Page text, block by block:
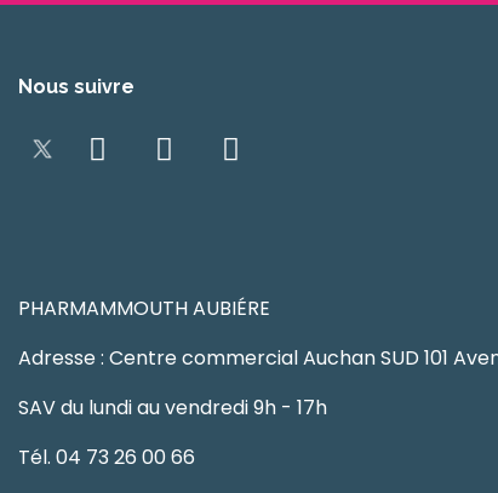
Nous suivre
PHARMAMMOUTH AUBIÉRE
Adresse : Centre commercial Auchan SUD 101
SAV du lundi au vendredi 9h - 17h
Tél. 04 73 26 00 66